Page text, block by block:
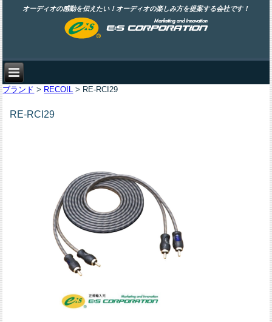
オーディオの感動を伝えたい！オーディオの楽しみ方を提案する会社です！
ブランド > RECOIL > RE-RCI29
RE-RCI29